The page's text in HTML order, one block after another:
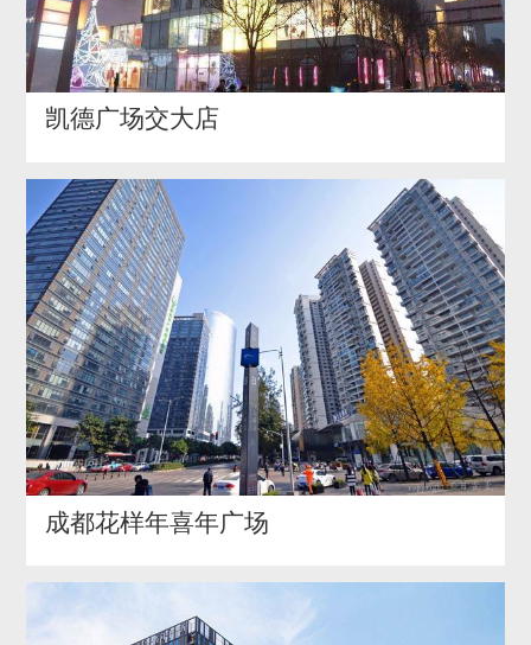
凯德广场交大店
成都花样年喜年广场